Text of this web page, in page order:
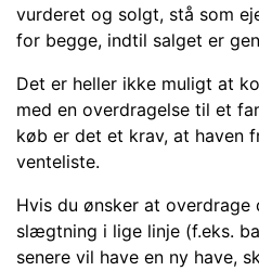
vurderet og solgt, stå som
for begge, indtil salget er
Det er heller ikke muligt at
med en overdragelse til et
køb er det et krav, at haven
venteliste.
Hvis du ønsker at overdrage
slægtning i lige linje (f.eks.
senere vil have en ny have,